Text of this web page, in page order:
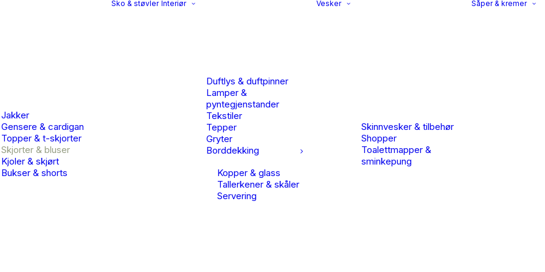
Jakker
Gensere & cardigan
Topper & t-skjorter
Skjorter & bluser
Kjoler & skjørt
Bukser & shorts
Sko & støvler Interiør
Duftlys & duftpinner
Lamper &
pyntegjenstander
Tekstiler
Tepper
Gryter
Borddekking
Kopper & glass
Tallerkener & skåler
Servering
Vesker
Skinnvesker & tilbehør
Shopper
Toalettmapper &
sminkepung
Såper & kremer